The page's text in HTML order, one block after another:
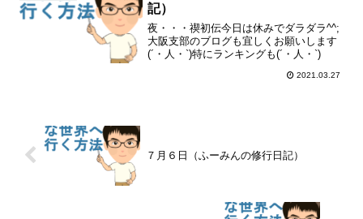
記）
夜・・・禊初伝今日は休みでダラダラ^^;
大阪支部のブログも宜しくお願いします
(´・人・`)特にランキングも(´・人・`)
2021.03.27
７月６日（ふーみんの修行日記）